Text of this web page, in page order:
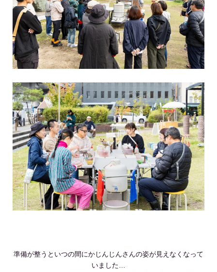
準備が整うといつの間にかじんじんさんの姿が見えなくなって
いました…